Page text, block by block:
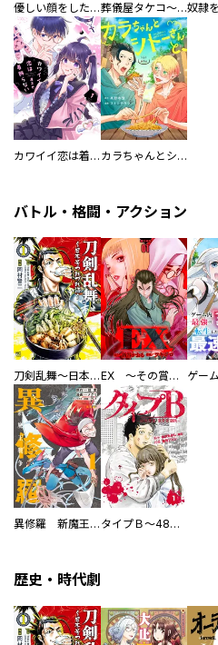
優しい顔をした親友は、夫と不倫して私の家に入り込んできた。 葬儀屋タケコ～あなたの最期、叶えます【電子単行本版】
カワイイ恋は着飾らない カラちゃんとシトーさんと、 【分冊版】
バトル・格闘・アクション
刀剣乱舞～日本号つれづれ酒～ EX ～その賞金稼ぎは、世界の出口を探す～【単行本版】
異修羅 新魔王戦争 タイプＢ～48時間後、致死率100％～【単話】
歴史・時代劇